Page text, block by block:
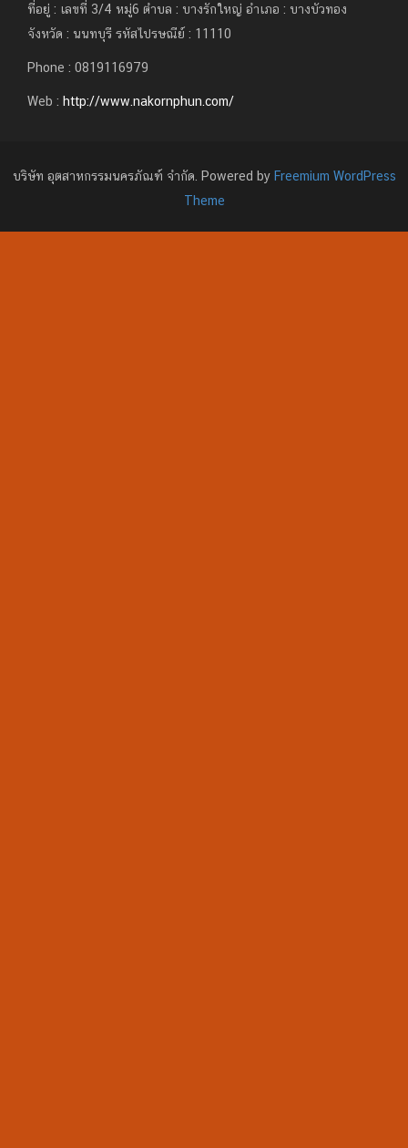
ที่อยู่ : เลขที่ 3/4 หมู่6 ตำบล : บางรักใหญ่ อำเภอ : บางบัวทอง
จังหวัด : นนทบุรี รหัสไปรษณีย์ : 11110
Phone : 0819116979
Web : http://www.nakornphun.com/
บริษัท อุตสาหกรรมนครภัณฑ์ จำกัด. Powered by Freemium WordPress
Theme